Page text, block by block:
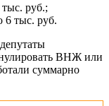
руб.;
6 тыс. руб.
ВНЖ или
суммарно